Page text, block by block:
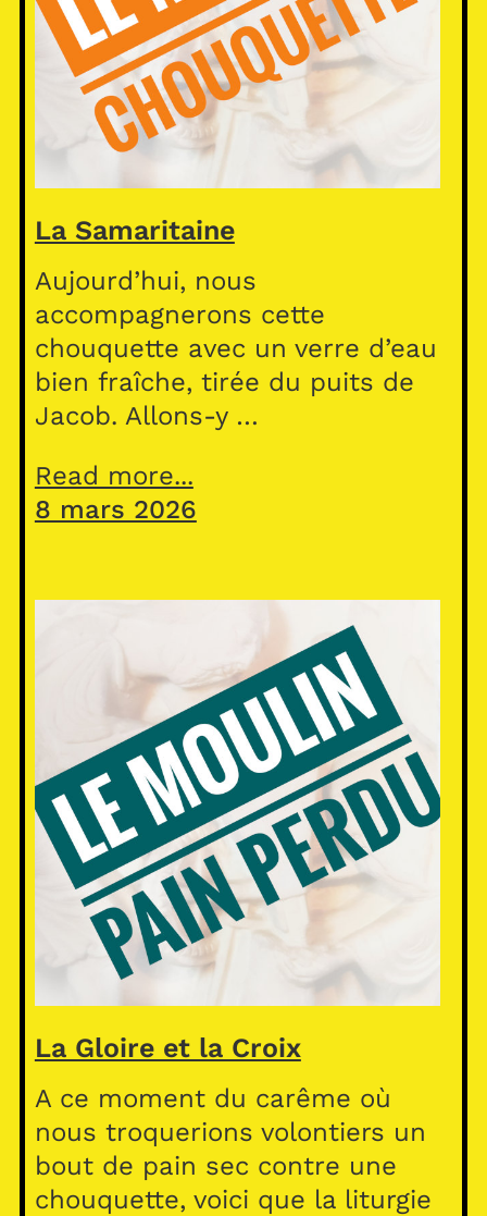
La Samaritaine
Aujourd’hui, nous
accompagnerons cette
chouquette avec un verre d’eau
bien fraîche, tirée du puits de
Jacob. Allons-y …
Read more...
8 mars 2026
La Gloire et la Croix
A ce moment du carême où
nous troquerions volontiers un
bout de pain sec contre une
chouquette, voici que la liturgie